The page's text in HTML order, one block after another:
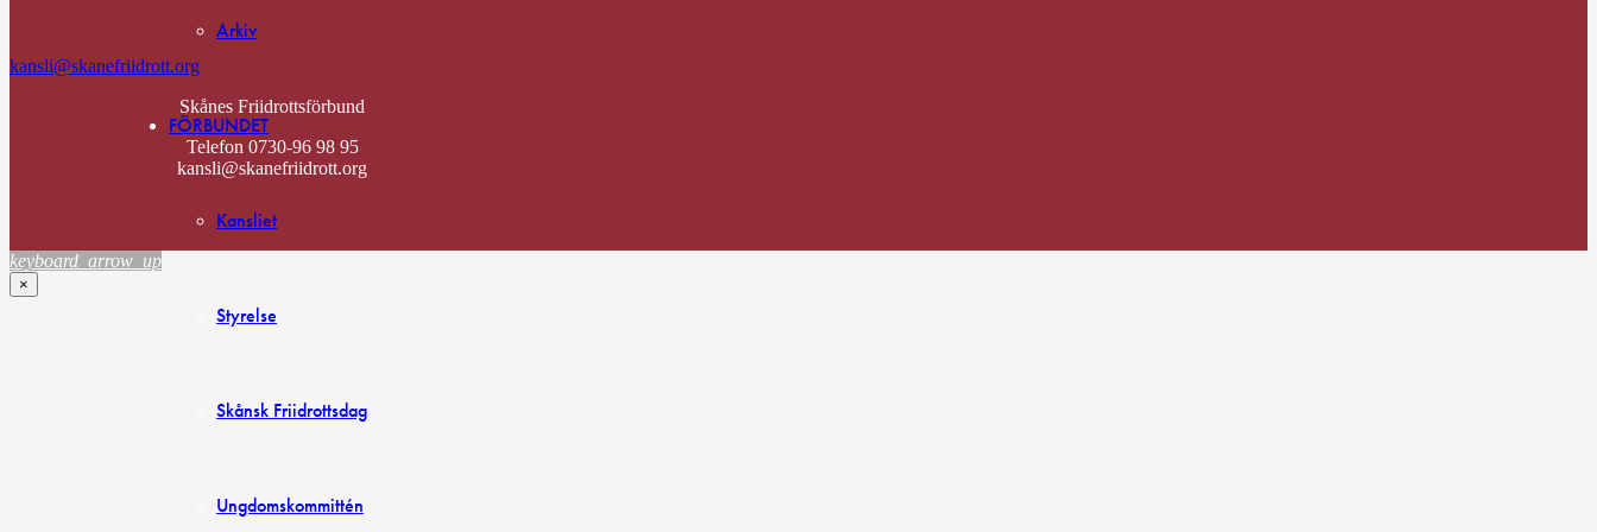
Arkiv
FÖRBUNDET
Kansliet
Styrelse
Skånsk Friidrottsdag
Ungdomskommittén
kansli@skanefriidrott.org
Skånes Friidrottsförbund
Telefon 0730-96 98 95
kansli@skanefriidrott.org
keyboard_arrow_up
×